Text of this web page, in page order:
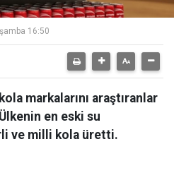
16:50
markalarını araştıranlar
en eski su
ve milli kola üretti.